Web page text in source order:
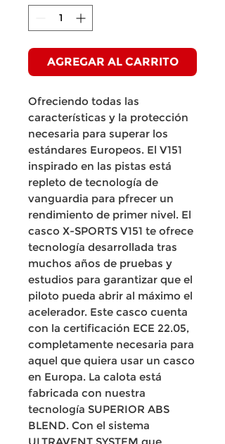
AGREGAR AL CARRITO
Ofreciendo todas las
características y la protección
necesaria para superar los
estándares Europeos. El V151
inspirado en las pistas está
repleto de tecnología de
vanguardia para pfrecer un
rendimiento de primer nivel. El
casco X-SPORTS V151 te ofrece
tecnología desarrollada tras
muchos años de pruebas y
estudios para garantizar que el
piloto pueda abrir al máximo el
acelerador. Este casco cuenta
con la certificación ECE 22.05,
completamente necesaria para
aquel que quiera usar un casco
en Europa. La calota está
fabricada con nuestra
tecnología SUPERIOR ABS
BLEND. Con el sistema